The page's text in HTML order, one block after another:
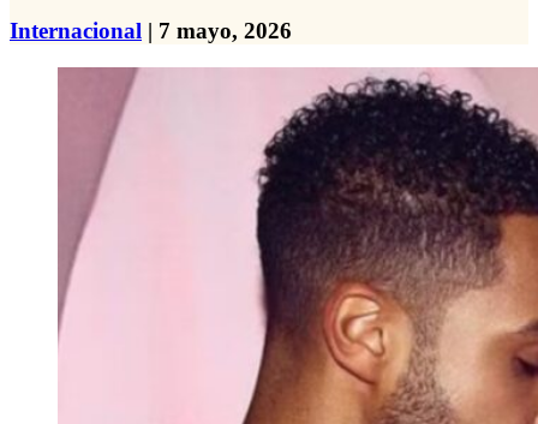
Internacional | 7 mayo, 2026